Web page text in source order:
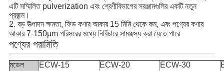
এটি সম্মিলিত pulverization এবং শ্রেণীবিভাগের সরঞ্জামগুলির একটি নতুন
প্রজন্ম।
2. বড় উত্পাদন ক্ষমতা, ফিড কণার আকার 15 মিমি থেকে কম, এবং পণ্যের কণার
আকার 7-150μm পরিসরের মধ্যে নির্বিচারে সামঞ্জস্য করা যেতে পারে
পণ্যের পরামিতি
মডেল ECW-15 ECW-20 ECW-30